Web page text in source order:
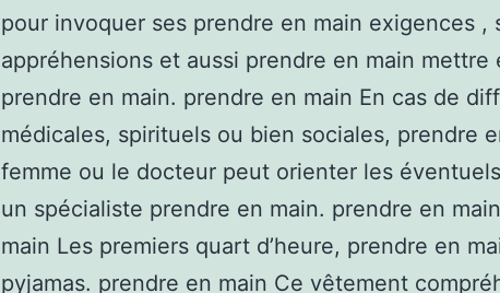
pour invoquer ses prendre en main exigences ,
appréhensions et aussi prendre en main mettre
prendre en main. prendre en main En cas de
médicales, spirituels ou bien sociales, prendre
femme ou le docteur peut orienter les
un spécialiste prendre en main. prendre en
main Les premiers quart d’heure, prendre en
pyjamas. prendre en main Ce vêtement